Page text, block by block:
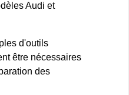
Audi et
d'outils
être nécessaires
des